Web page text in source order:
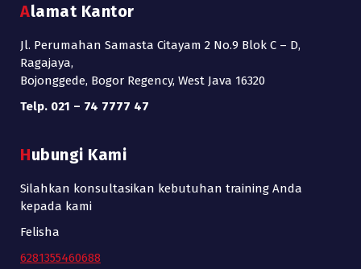
Alamat Kantor
Jl. Perumahan Samasta Citayam 2 No.9 Blok C – D,
Ragajaya,
Bojonggede, Bogor Regency, West Java 16320
Telp. 021 – 74 7777 47
Hubungi Kami
Silahkan konsultasikan kebutuhan training Anda
kepada kami
Felisha
6281355460688